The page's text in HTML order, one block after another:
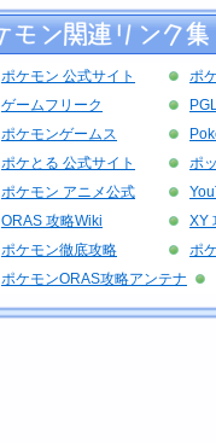
ポケモン 公式サイト
ポ
ゲームフリーク
ポケモンゲームス
ポケとる 公式サイト
ポ
ポケモン アニメ公式
ORAS 攻略Wiki
XY
ポケモン徹底攻略
ポ
ポケモンORAS攻略アンテナ